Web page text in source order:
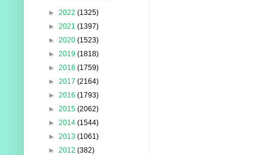
► 2022 (1325)
► 2021 (1397)
► 2020 (1523)
► 2019 (1818)
► 2018 (1759)
► 2017 (2164)
► 2016 (1793)
► 2015 (2062)
► 2014 (1544)
► 2013 (1061)
► 2012 (382)